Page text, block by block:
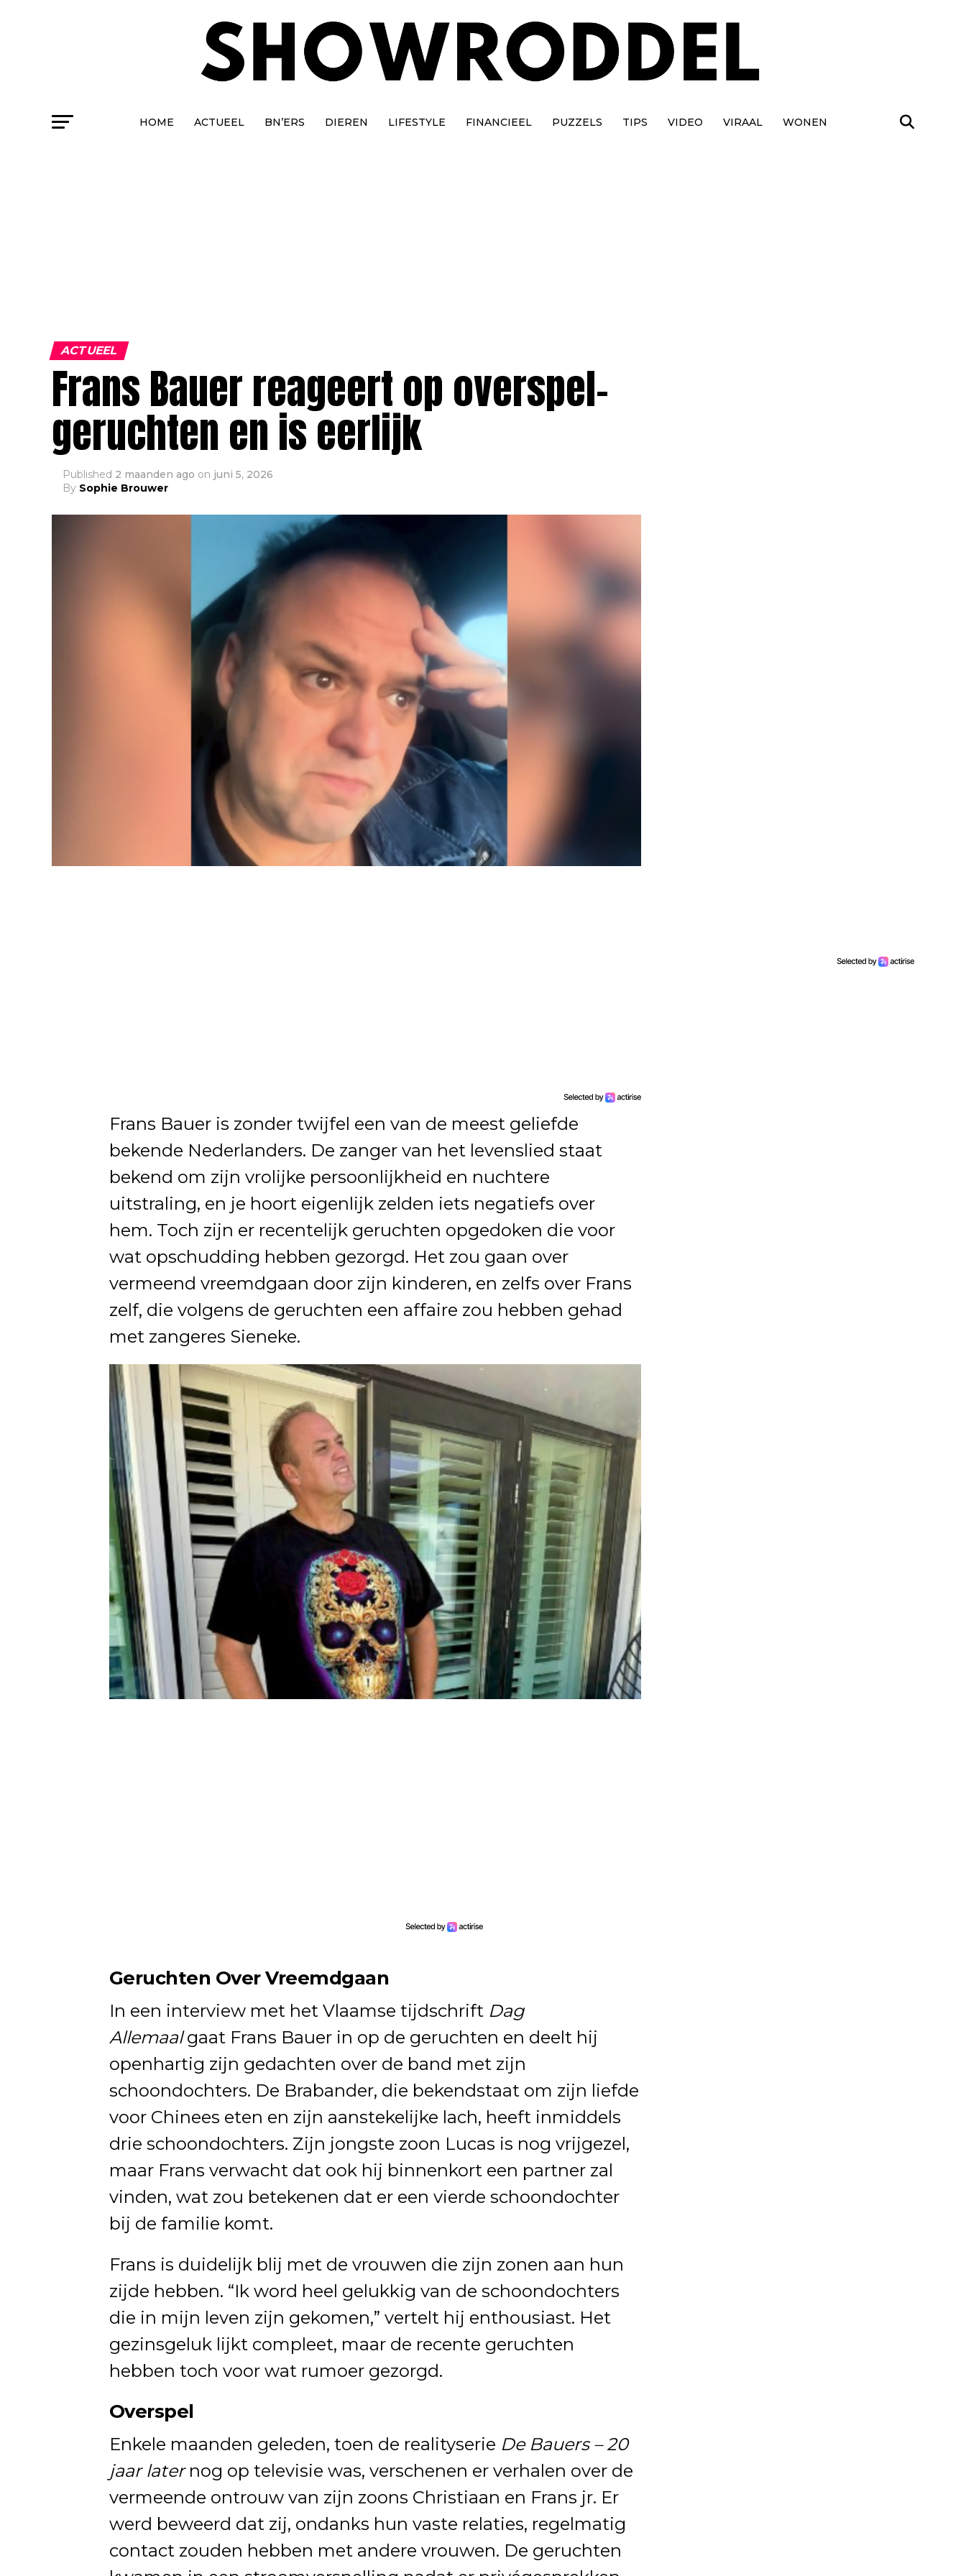
HOME ACTUEEL BN’ERS DIEREN LIFESTYLE FINANCIEEL PUZZELS TIPS VIDEO VIRAAL WONEN
ACTUEEL
Frans Bauer reageert op overspel-
geruchten en is eerlijk
Published 2 maanden ago on juni 5, 2026
By Sophie Brouwer
Frans Bauer is zonder twijfel een van de meest geliefde
bekende Nederlanders. De zanger van het levenslied staat
bekend om zijn vrolijke persoonlijkheid en nuchtere
uitstraling, en je hoort eigenlijk zelden iets negatiefs over
hem. Toch zijn er recentelijk geruchten opgedoken die voor
wat opschudding hebben gezorgd. Het zou gaan over
vermeend vreemdgaan door zijn kinderen, en zelfs over Frans
zelf, die volgens de geruchten een affaire zou hebben gehad
met zangeres Sieneke.
Geruchten Over Vreemdgaan
In een interview met het Vlaamse tijdschrift Dag
Allemaalgaat Frans Bauer in op de geruchten en deelt hij
openhartig zijn gedachten over de band met zijn
schoondochters. De Brabander, die bekendstaat om zijn liefde
voor Chinees eten en zijn aanstekelijke lach, heeft inmiddels
drie schoondochters. Zijn jongste zoon Lucas is nog vrijgezel,
maar Frans verwacht dat ook hij binnenkort een partner zal
vinden, wat zou betekenen dat er een vierde schoondochter
bij de familie komt.
Frans is duidelijk blij met de vrouwen die zijn zonen aan hun
zijde hebben. “Ik word heel gelukkig van de schoondochters
die in mijn leven zijn gekomen,” vertelt hij enthousiast. Het
gezinsgeluk lijkt compleet, maar de recente geruchten
hebben toch voor wat rumoer gezorgd.
Overspel
Enkele maanden geleden, toen de realityserie De Bauers – 20
jaar laternog op televisie was, verschenen er verhalen over de
vermeende ontrouw van zijn zoons Christiaan en Frans jr. Er
werd beweerd dat zij, ondanks hun vaste relaties, regelmatig
contact zouden hebben met andere vrouwen. De geruchten